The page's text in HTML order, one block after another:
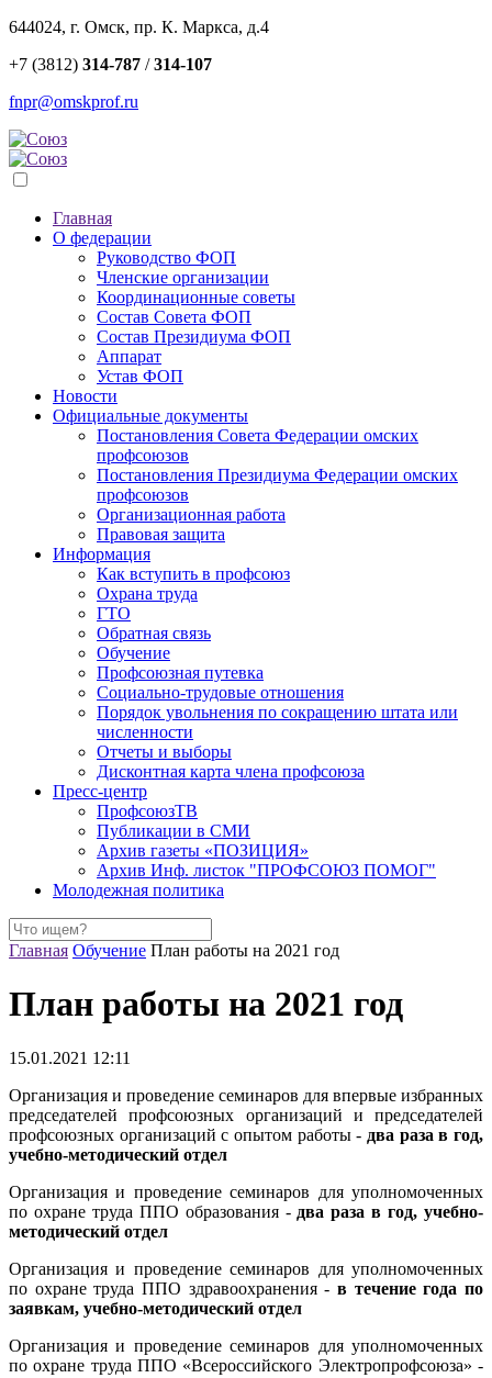
644024, г. Омск, пр. К. Маркса, д.4
+7 (3812) 314-787 /314-107
fnpr@omskprof.ru
Главная
О федерации
Руководство ФОП
Членские организации
Координационные советы
Состав Совета ФОП
Состав Президиума ФОП
Аппарат
Устав ФОП
Новости
Официальные документы
Постановления Совета Федерации омских
профсоюзов
Постановления Президиума Федерации омских
профсоюзов
Организационная работа
Правовая защита
Информация
Как вступить в профсоюз
Охрана труда
ГТО
Обратная связь
Обучение
Профсоюзная путевка
Социально-трудовые отношения
Порядок увольнения по сокращению штата или
численности
Отчеты и выборы
Дисконтная карта члена профсоюза
Пресс-центр
ПрофсоюзТВ
Публикации в СМИ
Архив газеты «ПОЗИЦИЯ»
Архив Инф. листок "ПРОФСОЮЗ ПОМОГ"
Молодежная политика
Главная Обучение План работы на 2021 год
План работы на 2021 год
15.01.2021 12:11
Организация и проведение семинаров для впервые избранных
председателей профсоюзных организаций и председателей
профсоюзных организаций с опытом работы - два раза в год,
учебно-методический отдел
Организация и проведение семинаров для уполномоченных
по охране труда ППО образования - два раза в год, учебно-
методический отдел
Организация и проведение семинаров для уполномоченных
по охране труда ППО здравоохранения - в течение года по
заявкам, учебно-методический отдел
Организация и проведение семинаров для уполномоченных
по охране труда ППО «Всероссийского Электропрофсоюза» -